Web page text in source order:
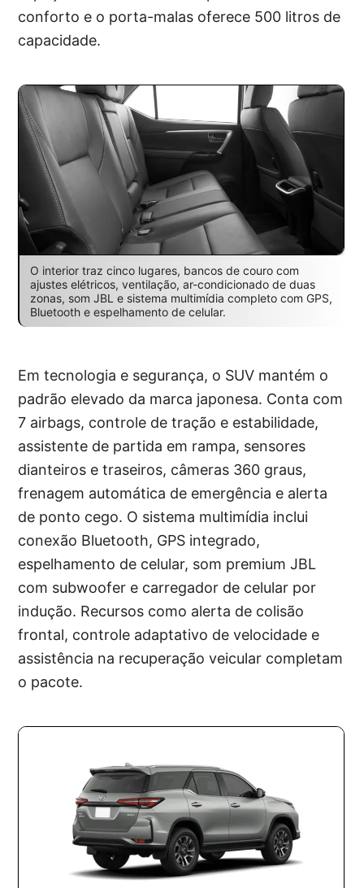
conforto e o porta-malas oferece 500 litros de
capacidade.
O interior traz cinco lugares, bancos de couro com
ajustes elétricos, ventilação, ar-condicionado de duas
zonas, som JBL e sistema multimídia completo com GPS,
Bluetooth e espelhamento de celular.
Em tecnologia e segurança, o SUV mantém o
padrão elevado da marca japonesa. Conta com
7 airbags, controle de tração e estabilidade,
assistente de partida em rampa, sensores
dianteiros e traseiros, câmeras 360 graus,
frenagem automática de emergência e alerta
de ponto cego. O sistema multimídia inclui
conexão Bluetooth, GPS integrado,
espelhamento de celular, som premium JBL
com subwoofer e carregador de celular por
indução. Recursos como alerta de colisão
frontal, controle adaptativo de velocidade e
assistência na recuperação veicular completam
o pacote.